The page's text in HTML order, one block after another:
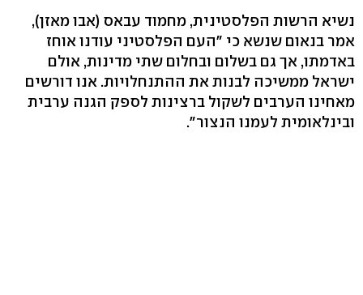
נשיא הרשות הפלסטינית, מחמוד עבאס (אבו מאזן),
אמר בנאום שנשא כי "העם הפלסטיני עודנו אוחז
באדמתו, אך גם בשלום ובחלום שתי מדינות, אולם
ישראל ממשיכה לבנות את ההתנחלויות. אנו דורשים
מאחינו הערבים לשקול ברצינות לספק הגנה ערבית
ובינלאומית לעמנו הנצור".